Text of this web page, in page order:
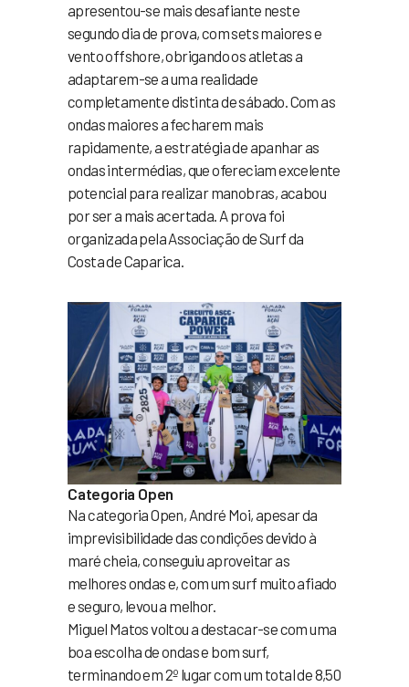
apresentou-se mais desafiante neste
segundo dia de prova, com sets maiores e
vento offshore, obrigando os atletas a
adaptarem-se a uma realidade
completamente distinta de sábado. Com as
ondas maiores a fecharem mais
rapidamente, a estratégia de apanhar as
ondas intermédias, que ofereciam excelente
potencial para realizar manobras, acabou
por ser a mais acertada. A prova foi
organizada pela Associação de Surf da
Costa de Caparica.
Categoria Open
Na categoria Open, André Moi, apesar da
imprevisibilidade das condições devido à
maré cheia, conseguiu aproveitar as
melhores ondas e, com um surf muito afiado
e seguro, levou a melhor.
Miguel Matos voltou a destacar-se com uma
boa escolha de ondas e bom surf,
terminando em 2º lugar com um total de 8,50